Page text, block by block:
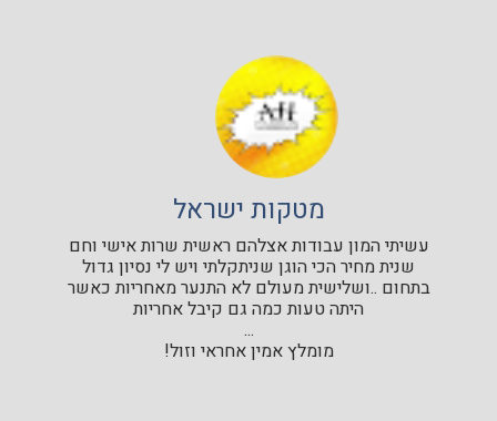
מטקות ישראל
עשיתי המון עבודות אצלהם ראשית שרות אישי וחם
שנית מחיר הכי הוגן שניתקלתי ויש לי נסיון גדול
בתחום ..ושלישית מעולם לא התנער מאחריות כאשר
היתה טעות כמה גם קיבל אחריות
...
מומלץ אמין אחראי וזול!